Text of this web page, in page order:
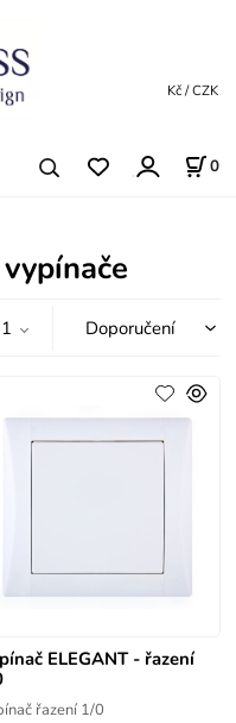
0
Kč / CZK
ELEGANT - řazení
řazení 1/0